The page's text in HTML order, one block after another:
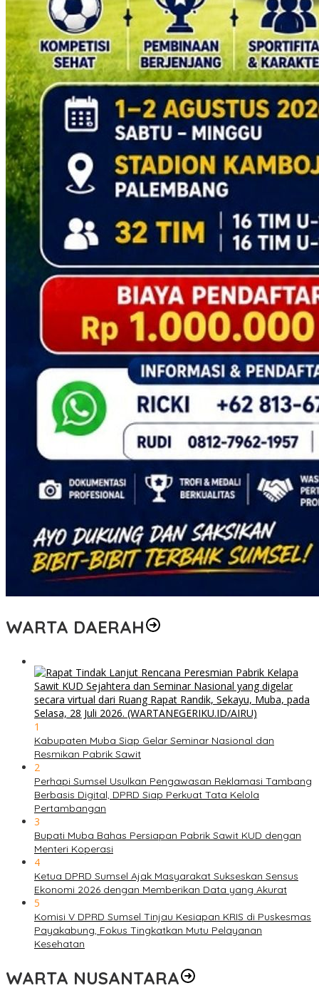
WARTA DAERAH
1
Kabupaten Muba Siap Gelar Seminar Nasional dan
Resmikan Pabrik Sawit
2
Perhapi Sumsel Usulkan Pengawasan Reklamasi Tambang
Berbasis Digital, DPRD Siap Perkuat Tata Kelola
Pertambangan
3
Bupati Muba Bahas Persiapan Pabrik Sawit KUD dengan
Menteri Koperasi
4
Ketua DPRD Sumsel Ajak Masyarakat Sukseskan Sensus
Ekonomi 2026 dengan Memberikan Data yang Akurat
5
Komisi V DPRD Sumsel Tinjau Kesiapan KRIS di Puskesmas
Payakabung, Fokus Tingkatkan Mutu Pelayanan
Kesehatan
WARTA NUSANTARA